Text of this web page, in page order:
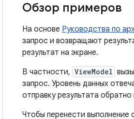
Обзор примеров
На основе Руководства по
запрос и возвращают
результат на экране.
В частности, ViewModel
запрос. Уровень данных
отправку результата
Чтобы перенести выполнение